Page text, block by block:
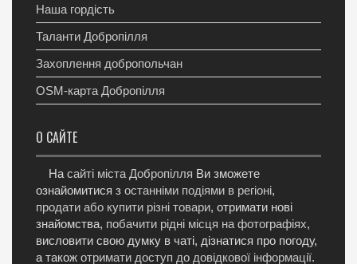
Наша гордість
Таланти Добропілля
Захоплення добропольчан
OSM-карта Добропілля
О САЙТЕ
На сайті міста Добропілля Ви зможете
ознайомитися з останніми подіями в регіоні,
продати або купити різні товари, отримати нові
знайомства, побачити рідні місця на фотографіях,
висловити свою думку в чаті, дізнатися про погоду,
а також отримати доступ до довідкової інформації.